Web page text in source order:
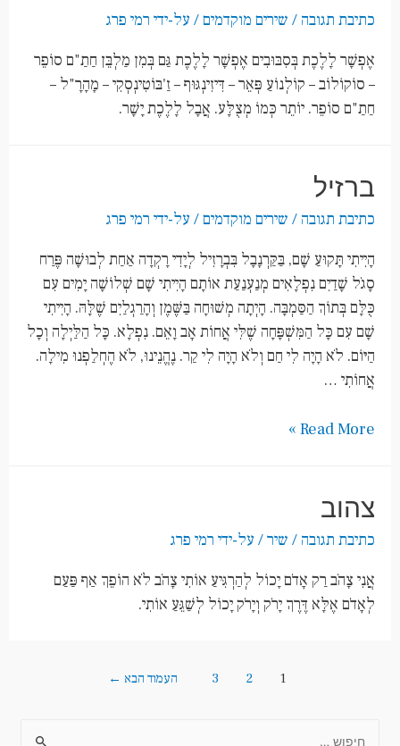
כתיבת תגובה / שירים מוקדמים/ על-ידי רמי פרג
אֶפְשָׁר לָלֶכֶת בְּסִבּוּבִים אֶפְשָׁר לָלֶכֶת גַּם בְּמִן מַלְבֵּן חַתַ"ם סוֹפֵר
– סוֹקוֹלוֹב – קוֹלְנוֹעַ פְּאֵר – דִּיזִינְגּוּף – זַ'בּוֹטִינְסְקִי – מָהָרָ"ל –
חַתַ"ם סוֹפֵר. יוֹתֵר כְּמוֹ מְצֻלָּע. אֲבָל לָלֶכֶת יָשָׁר.
ברזיל
כתיבת תגובה / שירים מוקדמים/ על-ידי רמי פרג
הָיִיתִי תָּקוּעַ שָׁם, בַּקַּרְנָבָל בִּבְרָזִיל לְיָדִי רָקְדָה אַחַת לְבוּשָׁה פֶּרַח
סָגֹל שָׁדַיִם נִפְלָאִים מְנַעְנַעַת אוֹתָם הָיִיתִי שָׁם שְׁלוֹשָׁה יָמִים עִם
כֻּלָּם בְּתוֹךְ הַסַּמְבָּה. הָיְתָה מְשׁוּחָה בַּשֶּׁמֶן וְהָרַגְלַיִם שֶׁלָּהּ. הָיִיתִי
שָׁם עִם כָּל הַמִּשְׁפָּחָה שֶׁלִּי אֲחוֹת אָב וָאֵם. נִפְלָא. כָּל הַלַּיְלָה וְכָל
הַיּוֹם. לֹא הָיָה לִי חַם וְלֹא הָיָה לִי קַר. נֶהֱנֵינוּ, לֹא הֶחְלַפְנוּ מִילָה.
אֲחוֹתִי …
Read More »
צהוב
כתיבת תגובה / שיר/ על-ידי רמי פרג
אֲנִי צָהֹב רַק אָדֹם יָכוֹל לְהַרְגִּיעַ אוֹתִי צָהֹב לֹא הוֹפֵךְ אַף פַּעַם
לְאָדֹם אֶלָּא דֶּרֶךְ יָרֹק וְיָרֹק יָכוֹל לְשַׁגֵּעַ אוֹתִי.
1
2
3 העמוד הבא ←